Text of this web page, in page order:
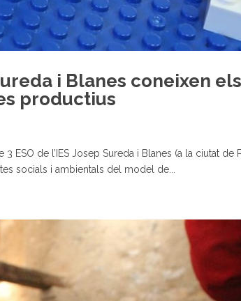
i Blanes coneixen
productius
ESO de l’IES Josep Sureda i Blanes (a la ciutat de
socials i ambientals del model de...